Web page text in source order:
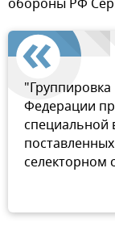
Федерации
специальной
селекторном